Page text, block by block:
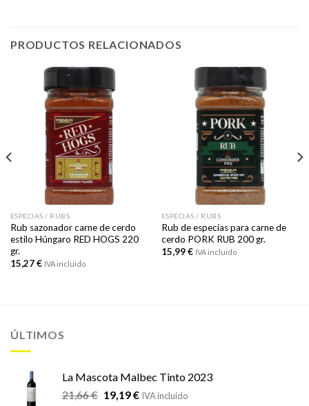
PRODUCTOS RELACIONADOS
ESPECIAS / RUBS
Rub sazonador carne de cerdo
estilo Húngaro RED HOGS 220
gr.
15,27€ IVA incluido
ESPECIAS / RUBS
Rub de especias para carne de
cerdo PORK RUB 200 gr.
15,99€ IVA incluido
ÚLTIMOS
La Mascota Malbec Tinto 2023
21,66€ El
19,19€ElIVA incluido